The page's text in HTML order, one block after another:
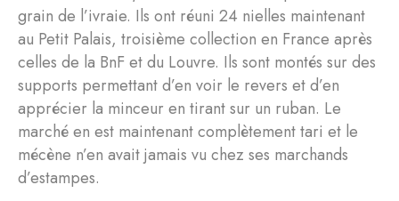
grain de l’ivraie. Ils ont réuni 24 nielles maintenant
au Petit Palais, troisième collection en France après
celles de la BnF et du Louvre. Ils sont montés sur des
supports permettant d’en voir le revers et d’en
apprécier la minceur en tirant sur un ruban. Le
marché en est maintenant complètement tari et le
mécène n’en avait jamais vu chez ses marchands
d’estampes.